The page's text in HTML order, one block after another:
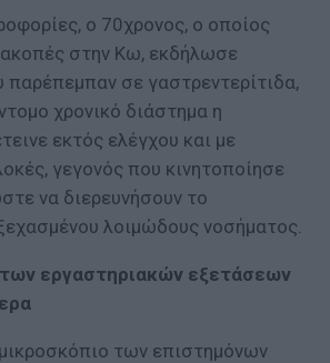
ο 70χρονος, ο οποίος
στην Κω, εκδήλωσε
σε γαστρεντερίτιδα,
χρονικό διάστημα η
εκτός ελέγχου και με
γεγονός που κινητοποίησε
να διερευνήσουν το
λοιμώδους νοσήματος.
εργαστηριακών εξετάσεων
των επιστημόνων